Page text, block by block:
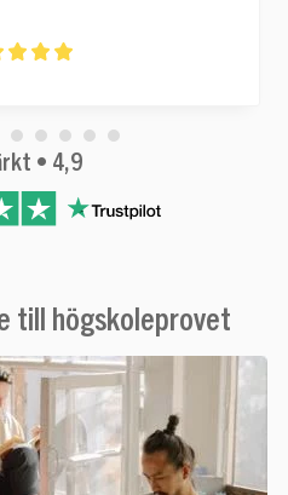
• 4,9
till högskoleprovet